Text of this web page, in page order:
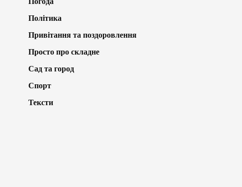
Політика
Привітання та поздоровлення
Просто про складне
Сад та город
Спорт
Тексти